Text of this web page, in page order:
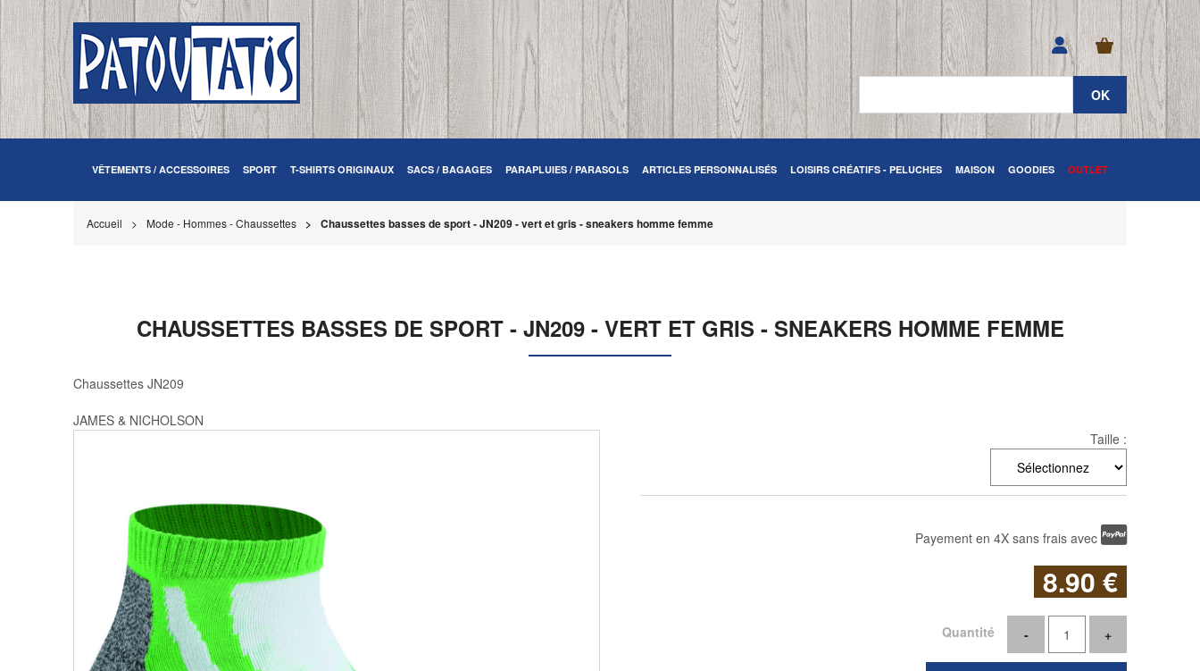
VÊTEMENTS / ACCESSOIRES SPORT T-SHIRTS ORIGINAUX SACS / BAGAGES PARAPLUIES / PARASOLS ARTICLES PERSONNALISÉS LOISIRS CRÉATIFS - PELUCHES MAISON GOODIES OUTLET
Accueil Mode - Hommes - Chaussettes Chaussettes basses de sport - JN209 - vert et gris - sneakers homme femme
CHAUSSETTES BASSES DE SPORT - JN209 - VERT ET GRIS - SNEAKERS HOMME FEMME
Chaussettes JN209
JAMES & NICHOLSON
Taille :
Payement en 4X sans frais avec
8.90 €
Quantité